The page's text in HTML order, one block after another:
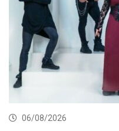
06/08/2026